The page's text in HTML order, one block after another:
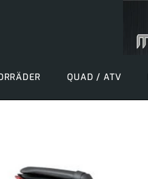
QUAD / ATV